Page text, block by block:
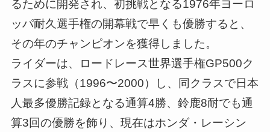
るために開発され、初挑戦となる1976年ヨーロ
ッパ耐久選手権の開幕戦で早くも優勝すると、
その年のチャンピオンを獲得しました。
ライダーは、ロードレース世界選手権GP500ク
ラスに参戦（1996〜2000）し、同クラスで日本
人最多優勝記録となる通算4勝、鈴鹿8耐でも通
算3回の優勝を飾り、現在はホンダ・レーシン